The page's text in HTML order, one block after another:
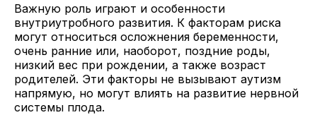
Важную роль играют и особенности
внутриутробного развития. К факторам риска
могут относиться осложнения беременности,
очень ранние или, наоборот, поздние роды,
низкий вес при рождении, а также возраст
родителей. Эти факторы не вызывают аутизм
напрямую, но могут влиять на развитие нервной
системы плода.